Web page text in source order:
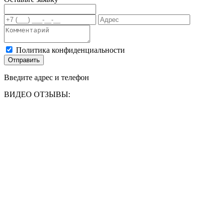
Политика конфиденциальности
Отправить
Введите адрес и телефон
ВИДЕО ОТЗЫВЫ: